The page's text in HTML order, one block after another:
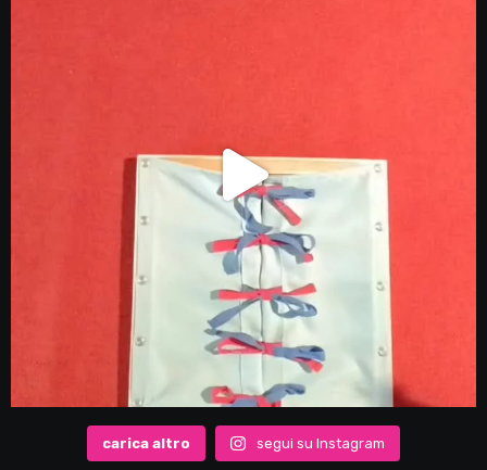
carica altro segui su Instagram